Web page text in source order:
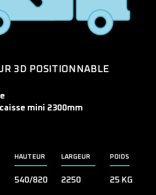
3D POSITIONNABLE
mini 2300mm
HAUTEUR
540/820
LARGEUR
2250
POIDS
25 KG